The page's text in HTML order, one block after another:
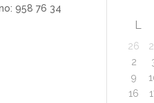
958 76 34
L
26
2
9
16